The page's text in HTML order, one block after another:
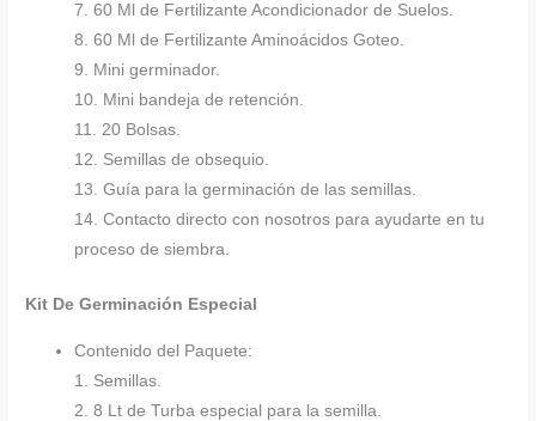
7. 60 Ml de Fertilizante Acondicionador de Suelos.
8. 60 Ml de Fertilizante Aminoácidos Goteo.
9. Mini germinador.
10. Mini bandeja de retención.
11. 20 Bolsas.
12. Semillas de obsequio.
13. Guía para la germinación de las semillas.
14. Contacto directo con nosotros para ayudarte en tu
proceso de siembra.
Kit De Germinación Especial
Contenido del Paquete:
1. Semillas.
2. 8 Lt de Turba especial para la semilla.